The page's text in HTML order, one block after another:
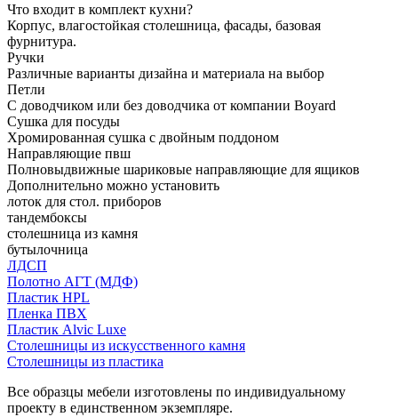
Что входит в комплект кухни?
Корпус, влагостойкая столешница, фасады, базовая
фурнитура.
Ручки
Различные варианты дизайна и материала на выбор
Петли
С доводчиком или без доводчика от компании Boyard
Сушка для посуды
Хромированная сушка с двойным поддоном
Направляющие пвш
Полновыдвижные шариковые направляющие для ящиков
Дополнительно можно установить
лоток для стол. приборов
тандембоксы
столешница из камня
бутылочница
ЛДСП
Полотно АГТ (МДФ)
Пластик HPL
Пленка ПВХ
Пластик Alvic Luxe
Столешницы из искусственного камня
Столешницы из пластика
Все образцы мебели изготовлены по индивидуальному
проекту в единственном экземпляре.